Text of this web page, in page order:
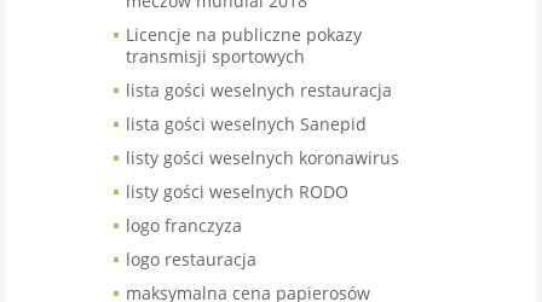
Licencje na publiczne pokazy
transmisji sportowych
lista gości weselnych restauracja
lista gości weselnych Sanepid
listy gości weselnych koronawirus
listy gości weselnych RODO
logo franczyza
logo restauracja
maksymalna cena papierosów